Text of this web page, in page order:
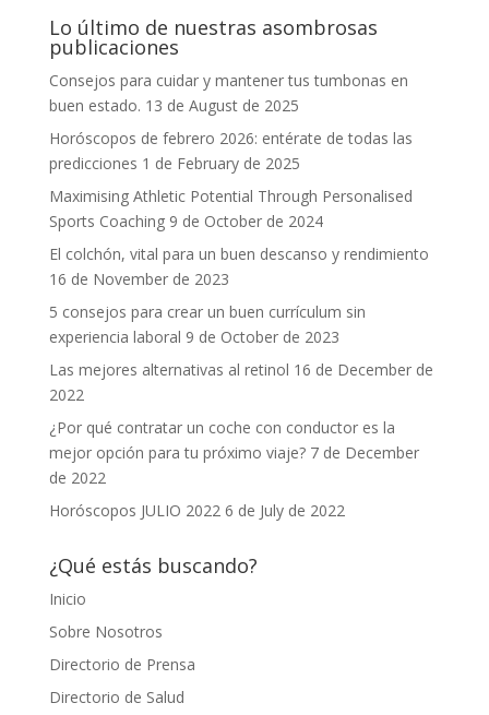
Lo último de nuestras asombrosas
publicaciones
Consejos para cuidar y mantener tus tumbonas en
buen estado. 13 de August de 2025
Horóscopos de febrero 2026: entérate de todas las
predicciones 1 de February de 2025
Maximising Athletic Potential Through Personalised
Sports Coaching 9 de October de 2024
El colchón, vital para un buen descanso y rendimiento
16 de November de 2023
5 consejos para crear un buen currículum sin
experiencia laboral 9 de October de 2023
Las mejores alternativas al retinol 16 de December de
2022
¿Por qué contratar un coche con conductor es la
mejor opción para tu próximo viaje? 7 de December
de 2022
Horóscopos JULIO 2022 6 de July de 2022
¿Qué estás buscando?
Inicio
Sobre Nosotros
Directorio de Prensa
Directorio de Salud